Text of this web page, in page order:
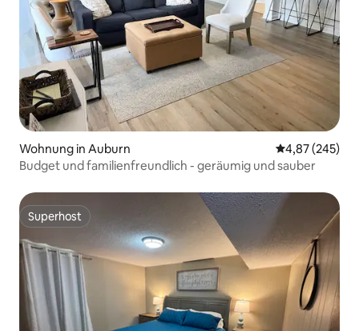
Wohnung in Auburn
4,87 (245)
Budget und familienfreundlich - geräumig und sauber
Superhost
Superhost